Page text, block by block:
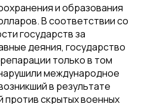
и образования
В соответствии со
государств за
деяния, государство
только в том
международное
в результате
против скрытых военных